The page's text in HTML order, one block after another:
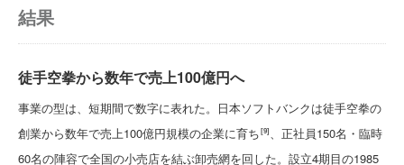
結果
徒手空拳から数年で売上100億円へ
事業の型は、短期間で数字に表れた。日本ソフトバンクは徒手空拳の
創業から数年で売上100億円規模の企業に育ち[9]、正社員150名・臨時
60名の陣容で全国の小売店を結ぶ卸売網を回した。設立4期目の1985